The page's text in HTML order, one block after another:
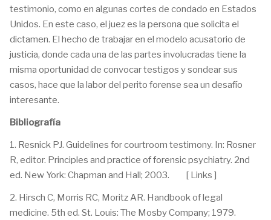
testimonio, como en algunas cortes de condado en Estados
Unidos. En este caso, el juez es la persona que solicita el
dictamen. El hecho de trabajar en el modelo acusatorio de
justicia, donde cada una de las partes involucradas tiene la
misma oportunidad de convocar testigos y sondear sus
casos, hace que la labor del perito forense sea un desafío
interesante.
Bibliografía
1. Resnick PJ. Guidelines for courtroom testimony. In: Rosner
R, editor. Principles and practice of forensic psychiatry. 2nd
ed. New York: Chapman and Hall; 2003. [ Links ]
2. Hirsch C, Morris RC, Moritz AR. Handbook of legal
medicine. 5th ed. St. Louis: The Mosby Company; 1979.